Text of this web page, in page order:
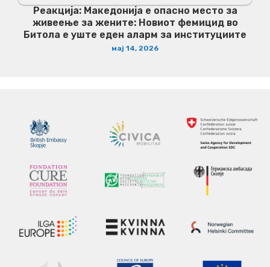
Реакција: Македонија е опасно место за
живеење за жените: Новиот фемицид во
Битола е уште еден аларм за институциите
мај 14, 2026